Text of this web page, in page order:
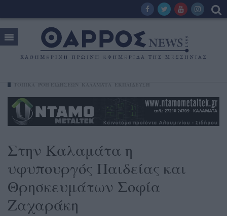
Στην Καλαμάτα η
υφυπουργός Παιδείας και
Θρησκευμάτων Σοφία
Ζαχαράκη